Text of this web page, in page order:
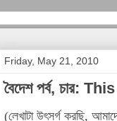
Friday, May 21, 2010
বৈদেশ পর্ব, চার:
(লেখাটা উৎসর্গ করছি,